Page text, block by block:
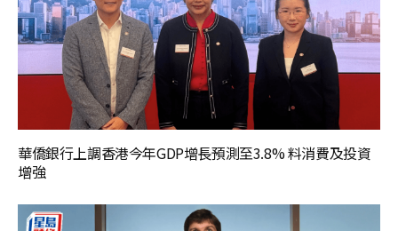
華僑銀行上調香港今年GDP增長預測至3.8% 料消費及投資
增強